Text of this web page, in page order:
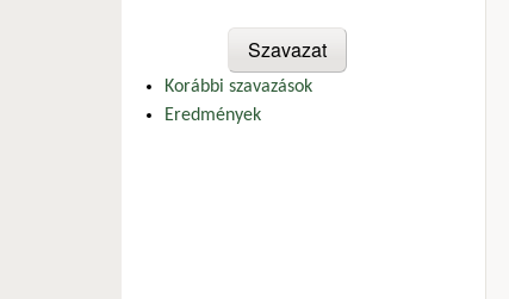
Korábbi szavazások
Eredmények